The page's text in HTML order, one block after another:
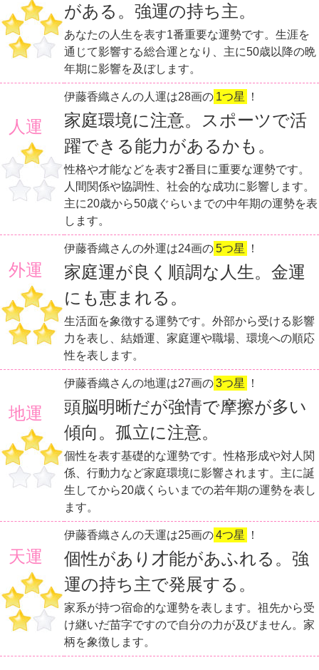
がある。強運の持ち主。
あなたの人生を表す1番重要な運勢です。生涯を
通じて影響する総合運となり、主に50歳以降の晩
年期に影響を及ぼします。
人運
伊藤香織さんの人運は28画の 1つ星 ！
家庭環境に注意。スポーツで活
躍できる能力があるかも。
性格や才能などを表す2番目に重要な運勢です。
人間関係や協調性、社会的な成功に影響します。
主に20歳から50歳ぐらいまでの中年期の運勢を表
します。
外運
伊藤香織さんの外運は24画の5つ星 ！
家庭運が良く順調な人生。金運
にも恵まれる。
生活面を象徴する運勢です。外部から受ける影響
力を表し、結婚運、家庭運や職場、環境への順応
性を表します。
地運
伊藤香織さんの地運は27画の3つ星 ！
頭脳明晰だが強情で摩擦が多い
傾向。孤立に注意。
個性を表す基礎的な運勢です。性格形成や対人関
係、行動力など家庭環境に影響されます。主に誕
生してから20歳くらいまでの若年期の運勢を表し
ます。
天運
伊藤香織さんの天運は25画の4つ星 ！
個性があり才能があふれる。強
運の持ち主で発展する。
家系が持つ宿命的な運勢を表します。祖先から受
け継いだ苗字ですので自分の力が及びません。家
柄を象徴します。